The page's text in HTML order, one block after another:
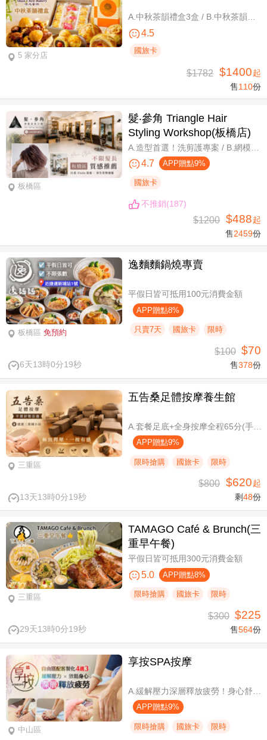
5 家分店
A.中秋茶韻禮盒3盒 / B.中秋茶韻禮盒6盒
4.5
國旅卡
$1782 $1400起
售110份
板橋區
髮‧參角 Triangle Hair
Styling Workshop(板橋店)
4.7 APP贈點9%
國旅卡
不推銷(187)
$1200 $488起
售2459份
板橋區 免預約
逸麵麵鍋燒專賣
平假日皆可抵用100元消費金額
APP贈點8%
只賣7天 國旅卡 限時
6天13時0分18秒
$100 $70
售378份
三重區
五告桑足體按摩養生館
APP贈點9%
限時搶購 國旅卡 限時
13天13時0分18秒
$800 $620起
剩48份
三重區
TAMAGO Café & Brunch(三
重早午餐)
平假日皆可抵用300元消費金額
5.0 APP贈點8%
限時搶購 國旅卡 限時
29天13時0分18秒
$300 $225
售564份
中山區
享按SPA按摩
APP贈點9%
限時搶購 國旅卡 限時